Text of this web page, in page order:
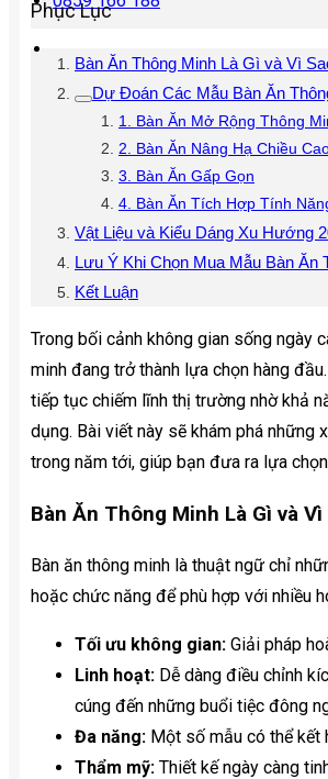
Phục Lục
Bàn Ăn Thông Minh Là Gì và Vì
Dự Đoán Các Mẫu Bàn Ăn
1. Bàn Ăn Mở Rộng Thông
2. Bàn Ăn Nâng Hạ Chiều
3. Bàn Ăn Gấp Gọn
4. Bàn Ăn Tích Hợp Tính
Vật Liệu và Kiểu Dáng Xu Hướng
Lưu Ý Khi Chọn Mua Mẫu Bàn Ăn
Kết Luận
Trong bối cảnh không gian sống ngày
minh đang trở thành lựa chọn hàng
tiếp tục chiếm lĩnh thị trường nhờ khả
dụng. Bài viết này sẽ khám phá những
trong năm tới, giúp bạn đưa ra lựa
Bàn Ăn Thông Minh Là Gì và
Bàn ăn thông minh là thuật ngữ chỉ
hoặc chức năng để phù hợp với nhiều
Tối ưu không gian: Giải pháp
Linh hoạt: Dễ dàng điều chỉnh
cúng đến những buổi tiệc đông
Đa năng: Một số mẫu có thể kết
Thẩm mỹ: Thiết kế ngày càng